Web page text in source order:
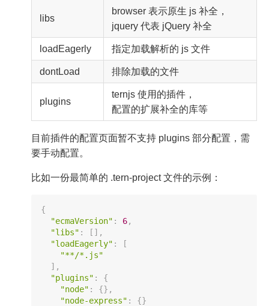
libs
browser 表示原生 js 补全，
jquery 代表 jQuery 补全
loadEagerly 指定加载解析的 js 文件
dontLoad 排除加载的文件
plugins
ternjs 使用的插件，
配置的扩展补全的库等
目前插件的配置页面暂不支持 plugins 部分配置，需
要手动配置。
比如一份最简单的 .tern-project 文件的示例：
{
"ecmaVersion" : 6,
"libs" : [ ] ,
"loadEagerly" :
[
"**/*.js"
] ,
"plugins" :
{
"node" : {} ,
"node-express" : {}